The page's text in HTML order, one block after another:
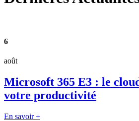
6
août
Microsoft 365 E3 : le
votre productivité
En savoir +